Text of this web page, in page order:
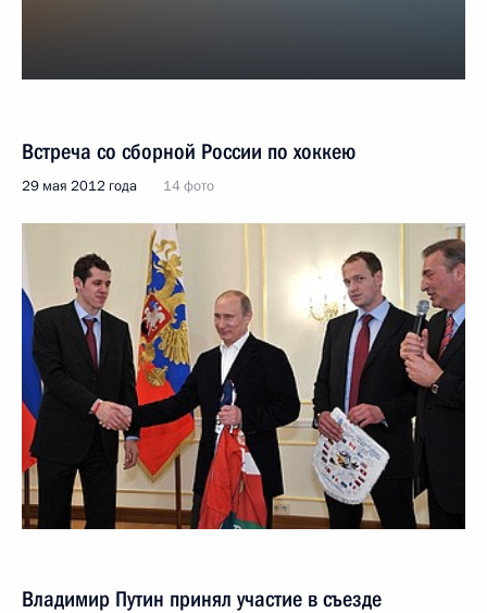
Встреча со сборной России по хоккею
29 мая 2012 года 14 фото
Владимир Путин принял участие в съезде